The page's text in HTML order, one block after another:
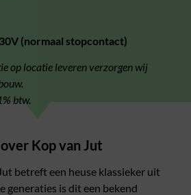
(normaal stopcontact)
op locatie leveren verzorgen wij
btw.
Kop van Jut
betreft een heuse klassieker uit
generaties is dit een bekend